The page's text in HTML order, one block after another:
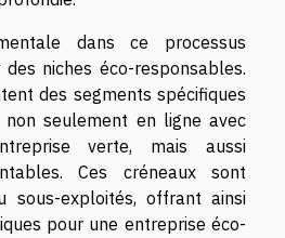
dans ce processus
niches éco-responsables.
des segments spécifiques
seulement en ligne avec
verte, mais aussi
Ces créneaux sont
sous-exploités, offrant ainsi
pour une entreprise éco-